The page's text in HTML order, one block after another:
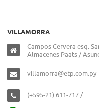
VILLAMORRA
Campos Cervera esq.
Almacenes Paats /
villamorra@etp.com.py
(+595-21) 611-717 /